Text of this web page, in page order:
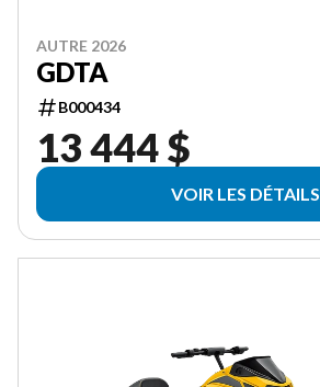
AUTRE 2026
GDTA
B000434
13 444 $
VOIR LES DÉTAILS